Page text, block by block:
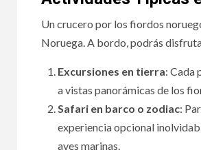
Un crucero por los fiordos
Noruega. A bordo, podrás
Excursiones en tierra: Cada
a vistas panorámicas de los
Safari en barco o zodiac:
experiencia opcional
aves marinas.